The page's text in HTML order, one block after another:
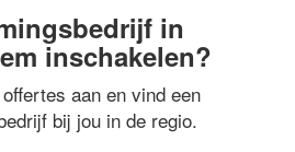
in
inschakelen?
aan en vind een
bij jou in de regio.